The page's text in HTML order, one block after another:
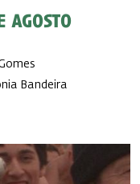
agosto
Bandeira